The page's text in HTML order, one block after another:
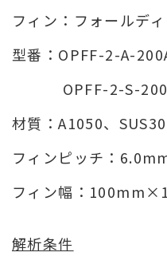
フィン：フォールデ
型番：OPFF-2-A-
OPFF-2-S-
材質：A1050、
フィンピッチ：
フィン幅：
解析条件